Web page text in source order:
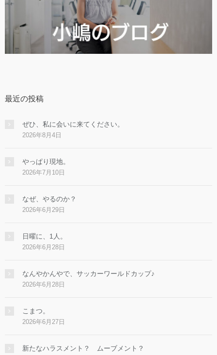
最近の投稿
ぜひ、私に会いに来てください。
2026年8月4日
やっぱり現地。
2026年7月10日
なぜ、やるのか？
2026年6月29日
日曜に、1人。
2026年6月28日
なんやかんやで、サッカーワールドカップ♪
2026年6月28日
こまつ。
2026年6月27日
新たなハラスメント？ ムーブメント？